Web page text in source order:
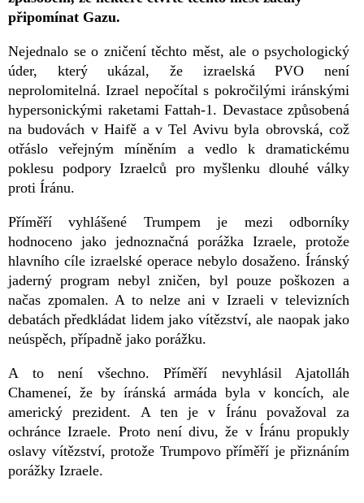
připomínat Gazu.
Nejednalo se o zničení těchto měst, ale o psychologický
úder, který ukázal, že izraelská PVO není
neprolomitelná. Izrael nepočítal s pokročilými iránskými
hypersonickými raketami Fattah-1. Devastace způsobená
na budovách v Haifě a v Tel Avivu byla obrovská, což
otřáslo veřejným míněním a vedlo k dramatickému
poklesu podpory Izraelců pro myšlenku dlouhé války
proti Íránu.
Příměří vyhlášené Trumpem je mezi odborníky
hodnoceno jako jednoznačná porážka Izraele, protože
hlavního cíle izraelské operace nebylo dosaženo. Íránský
jaderný program nebyl zničen, byl pouze poškozen a
načas zpomalen. A to nelze ani v Izraeli v televizních
debatách předkládat lidem jako vítězství, ale naopak jako
neúspěch, případně jako porážku.
A to není všechno. Příměří nevyhlásil Ajatolláh
Chameneí, že by íránská armáda byla v koncích, ale
americký prezident. A ten je v Íránu považoval za
ochránce Izraele. Proto není divu, že v Íránu propukly
oslavy vítězství, protože Trumpovo příměří je přiznáním
porážky Izraele.